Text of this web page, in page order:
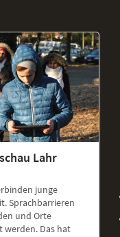
Lahr
junge
Sprachbarrieren
und Orte
werden. Das hat